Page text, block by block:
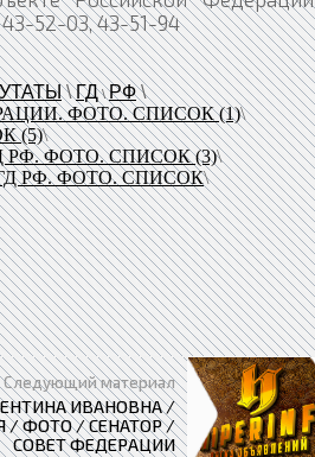
43-52-03, 43-51-94
\ГД\РФ\
ФОТО. СПИСОК (1)\
(5)\
РФ. ФОТО. СПИСОК (3)\
РФ. ФОТО. СПИСОК\
Следующий материал
ИВАНОВНА /
/ ФОТО / СЕНАТОР /
СОВЕТ ФЕДЕРАЦИИ